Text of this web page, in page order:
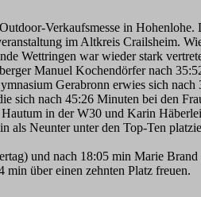
Verkaufsmesse in Hohenlohe.
im Altkreis Crailsheim.
Wettringen war wieder stark
Manuel Kochendörfer nach
Gerabronn erwies sich nach
sich nach 45:26 Minuten bei den
in der W30 und Karin
als Neunter unter den Top-Ten
und nach 18:05 min Marie
über einen zehnten Platz freuen.